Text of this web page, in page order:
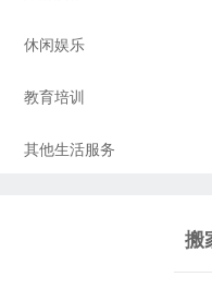
休闲娱乐
教育培训
其他生活服务
搬